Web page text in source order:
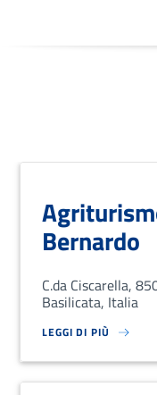
Bernardo
C.da Ciscarella,
Basilicata, Italia
LEGGI DI PIÙ
SU LOREM IPSUM